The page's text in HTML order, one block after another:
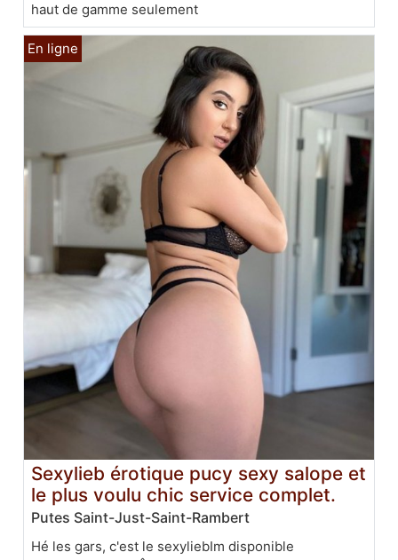
haut de gamme seulement
Sexylieb érotique pucy sexy salope et
le plus voulu chic service complet.
Putes Saint-Just-Saint-Rambert
Hé les gars, c'est le sexyliebIm disponible